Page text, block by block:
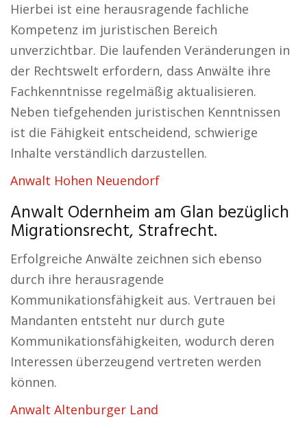
Hierbei ist eine herausragende fachliche
Kompetenz im juristischen Bereich
unverzichtbar. Die laufenden Veränderungen in
der Rechtswelt erfordern, dass Anwälte ihre
Fachkenntnisse regelmäßig aktualisieren.
Neben tiefgehenden juristischen Kenntnissen
ist die Fähigkeit entscheidend, schwierige
Inhalte verständlich darzustellen.
Anwalt Hohen Neuendorf
Anwalt Odernheim am Glan bezüglich
Migrationsrecht, Strafrecht.
Erfolgreiche Anwälte zeichnen sich ebenso
durch ihre herausragende
Kommunikationsfähigkeit aus. Vertrauen bei
Mandanten entsteht nur durch gute
Kommunikationsfähigkeiten, wodurch deren
Interessen überzeugend vertreten werden
können.
Anwalt Altenburger Land